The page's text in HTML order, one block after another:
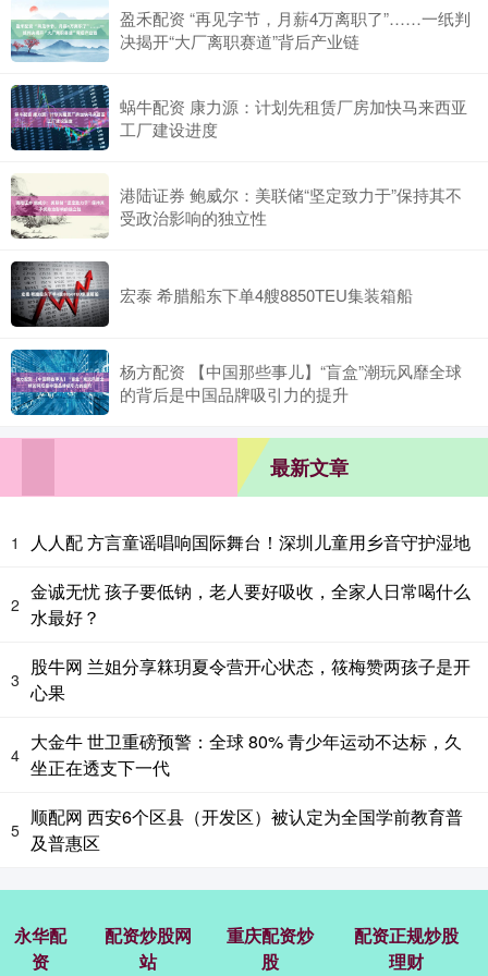
盈禾配资 “再见字节，月薪4万离职了”……一纸判
决揭开“大厂离职赛道”背后产业链
蜗牛配资 康力源：计划先租赁厂房加快马来西亚
工厂建设进度
港陆证券 鲍威尔：美联储“坚定致力于”保持其不
受政治影响的独立性
宏泰 希腊船东下单4艘8850TEU集装箱船
杨方配资 【中国那些事儿】“盲盒”潮玩风靡全球
的背后是中国品牌吸引力的提升
最新文章
1 人人配 方言童谣唱响国际舞台！深圳儿童用乡音守护湿地
2
金诚无忧 孩子要低钠，老人要好吸收，全家人日常喝什么
水最好？
3
股牛网 兰姐分享箖玥夏令营开心状态，筱梅赞两孩子是开
心果
4
大金牛 世卫重磅预警：全球 80% 青少年运动不达标，久
坐正在透支下一代
5
顺配网 西安6个区县（开发区）被认定为全国学前教育普
及普惠区
永华配
资
配资炒股网
站
重庆配资炒
股
配资正规炒股
理财